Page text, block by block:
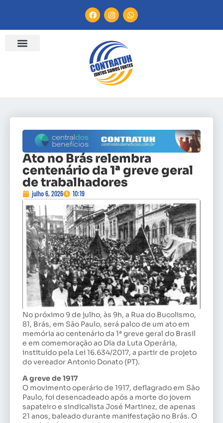
Ato no Brás relembra
centenário da 1ª greve geral
de trabalhadores
julho 6, 2026 10:19
No próximo 9 de julho, às 9h, a Rua do Bucolismo,
81, Brás, em São Paulo, será palco de um ato em
memória ao centenário da 1ª greve geral do Brasil
e em comemoração ao Dia da Luta Operária,
instituído pela Lei 16.634/2017, a partir de projeto
do vereador Antonio Donato (PT).
A greve de 1917
O movimento operário de 1917, deflagrado em São
Paulo, foi desencadeado após a morte do jovem
sapateiro e sindicalista José Martinez, de apenas
21 anos, baleado durante manifestação no Brás. O